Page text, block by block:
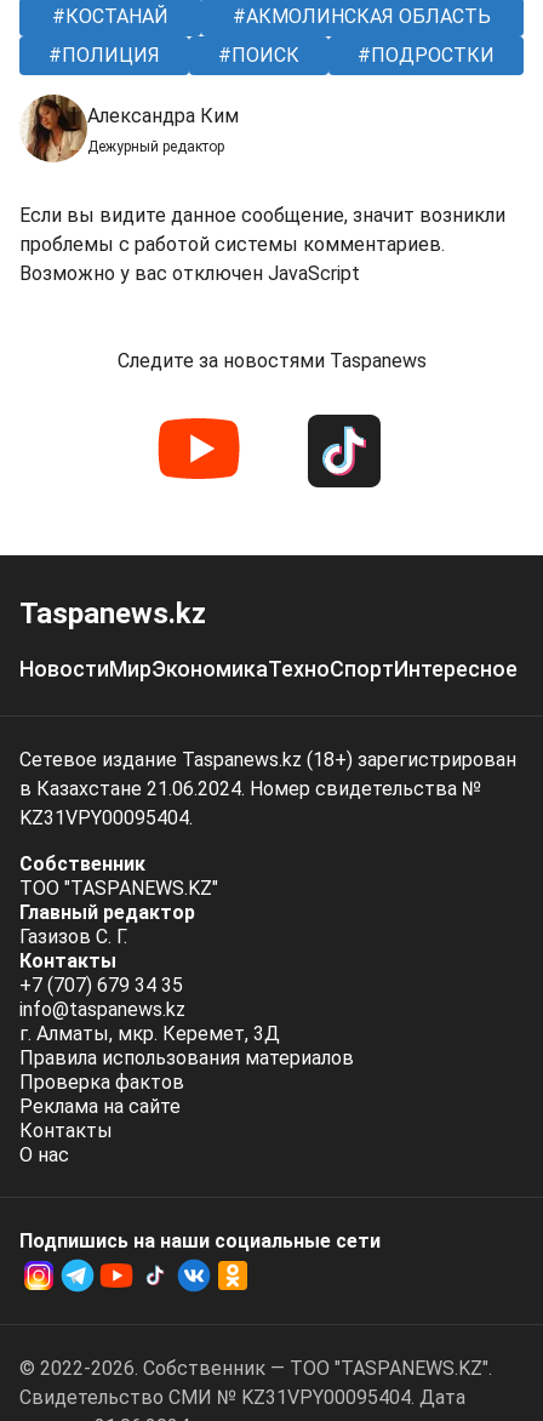
КОСТАНАЙ
АКМОЛИНСКАЯ ОБЛАСТЬ
ПОЛИЦИЯ
ПОИСК ПОДРОСТКИ
Александра Ким
Дежурный редактор
Если вы видите данное сообщение, значит возникли
проблемы с работой системы комментариев.
Возможно у вас отключен JavaScript
Следите за новостями Taspanews
Taspanews.kz
НовостиМирЭкономикаТехноСпортИнтересное
Сетевое издание Taspanews.kz (18+) зарегистрирован
в Казахстане 21.06.2024. Номер свидетельства №
KZ31VPY00095404.
Собственник
ТОО "TASPANEWS.KZ"
Главный редактор
Газизов С. Г.
Контакты
+7 (707) 679 34 35
info@taspanews.kz
г. Алматы, мкр. Керемет, 3Д
Правила использования материалов
Проверка фактов
Реклама на сайте
Контакты
О нас
Подпишись на наши социальные cети
© 2022-2026. Собственник — ТОО "TASPANEWS.KZ".
Cвидетельство СМИ № KZ31VPY00095404. Дата